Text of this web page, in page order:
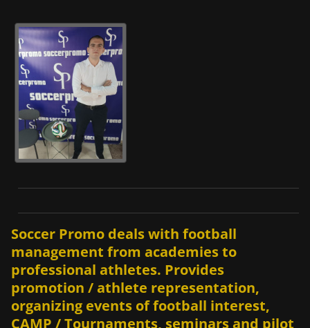
Soccer Promo deals with football
management from academies to
professional athletes. Provides
promotion / athlete representation,
organizing events of football interest,
CAMP / Tournaments, seminars and pilot